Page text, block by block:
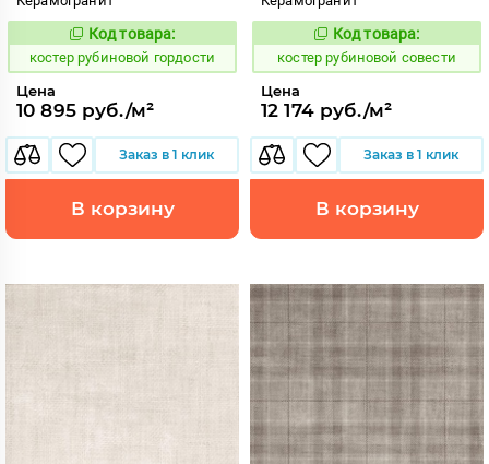
806768
Код товара:
костер рубиновой гордости
Цена
10 895 руб./м²
Заказ в 1 клик
В корзину
806773
Код товара:
костер рубиновой совести
Цена
12 174 руб./м²
Заказ в 1 клик
В корзину